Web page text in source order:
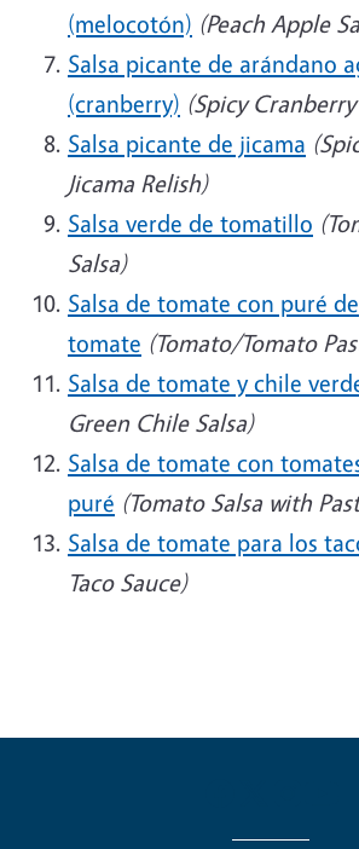
(melocotón) (Peach Apple
Salsa picante de arándano
(cranberry) (Spicy
Salsa picante de jicama
Jicama Relish)
Salsa verde de tomatillo
Salsa)
Salsa de tomate con puré de
tomate (Tomato/Tomato
Salsa de tomate y chile
Green Chile Salsa)
Salsa de tomate con
puré (Tomato Salsa with
Salsa de tomate para los
Taco Sauce)